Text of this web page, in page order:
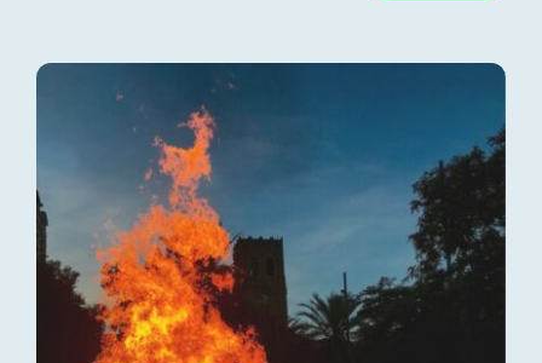
Festes de la primavera
Nit de Sant Joan
Mostra d’entitats